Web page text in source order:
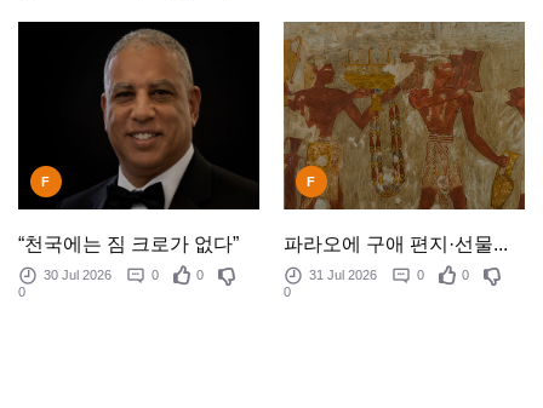
F
“천국에는 짐 크로가 없다”
30 Jul 2026 0
0
0
F
파라오에 구애 편지·선물...
31 Jul 2026 0
0
0